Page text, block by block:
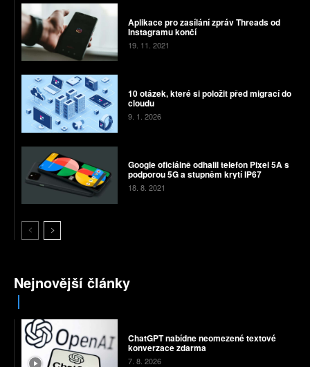
Aplikace pro zasílání zpráv Threads od
Instagramu končí
19. 11. 2021
10 otázek, které si položit před migrací do
cloudu
9. 1. 2026
Google oficiálně odhalil telefon Pixel 5A s
podporou 5G a stupněm krytí IP67
18. 8. 2021
Nejnovější články
ChatGPT nabídne neomezené textové
konverzace zdarma
7. 8. 2026